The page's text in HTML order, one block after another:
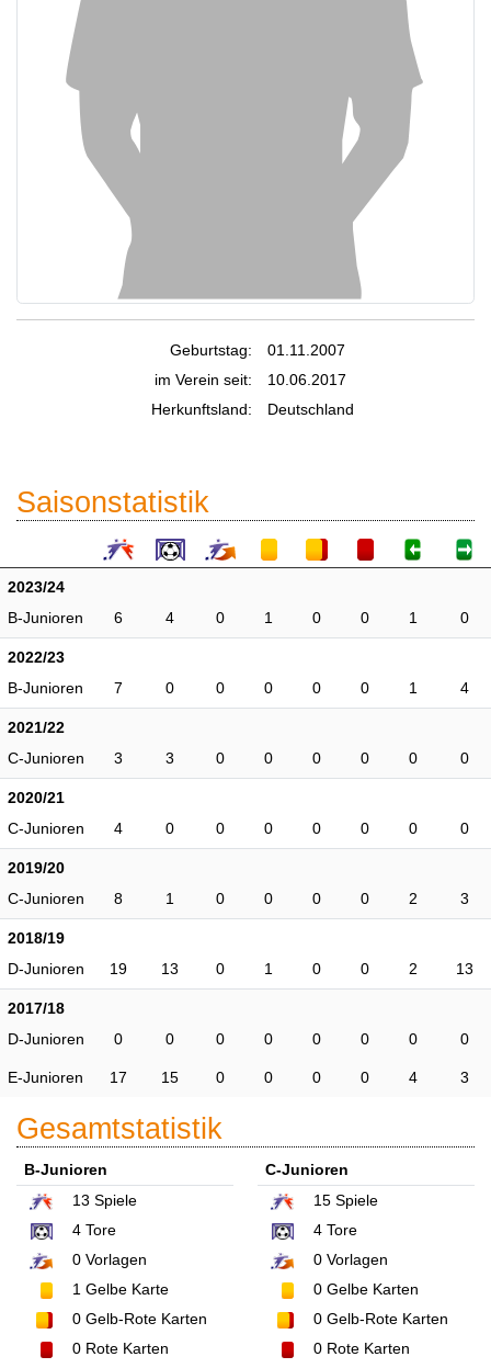
Geburtstag:
01.11.2007
im Verein seit:
10.06.2017
Herkunftsland:
Deutschland
Saisonstatistik
2023/24
B-Junioren
6 4 0 1 0 0 1 0
2022/23
B-Junioren
7 0 0 0 0 0 1 4
2021/22
C-Junioren
3 3 0 0 0 0 0 0
2020/21
C-Junioren
4 0 0 0 0 0 0 0
2019/20
C-Junioren
8 1 0 0 0 0 2 3
2018/19
D-Junioren
19 13 0 1 0 0 2 13
2017/18
D-Junioren
0 0 0 0 0 0 0 0
E-Junioren 17 15 0 0 0 0 4 3
Gesamtstatistik
B-Junioren
13 Spiele
4 Tore
0 Vorlagen
1 Gelbe Karte
0 Gelb-Rote Karten
0 Rote Karten
C-Junioren
15Spiele
4Tore
0Vorlagen
0Gelbe Karten
0Gelb-Rote Karten
0Rote Karten